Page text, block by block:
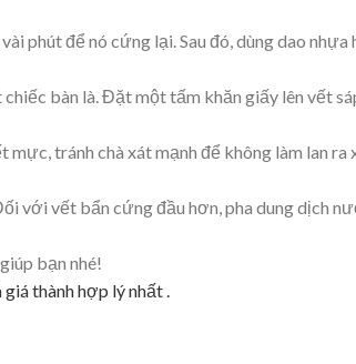
phút để nó cứng lại. Sau đó, dùng dao nhựa
bàn là. Đặt một tấm khăn giấy lên vết
tránh chà xát mạnh để không làm lan ra
với vết bẩn cứng đầu hơn, pha dung dịch
bạn nhé!
thành hợp lý nhất .